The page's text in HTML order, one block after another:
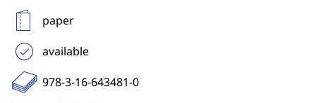
paper
available
978-3-16-643481-0